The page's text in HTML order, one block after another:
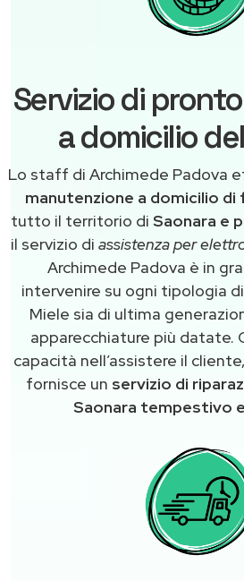
Servizio di
a domicilio
Lo staff di Archimede Padova
manutenzione a domicilio
tutto il territorio di Saonara e
il servizio di assistenza per
Archimede Padova è in
intervenire su ogni tipologia
Miele sia di ultima
apparecchiature più datate.
capacità nell’assistere il
fornisce un servizio di
Saonara tempestivo